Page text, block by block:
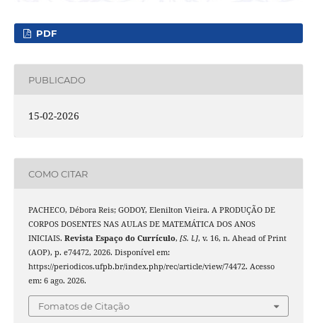
PDF
PUBLICADO
15-02-2026
COMO CITAR
PACHECO, Débora Reis; GODOY, Elenilton Vieira. A PRODUÇÃO DE
CORPOS DOSENTES NAS AULAS DE MATEMÁTICA DOS ANOS
INICIAIS. Revista Espaço do Currículo, [S. l.], v. 16, n. Ahead of Print
(AOP), p. e74472, 2026. Disponível em:
https://periodicos.ufpb.br/index.php/rec/article/view/74472. Acesso
em: 6 ago. 2026.
Fomatos de Citação